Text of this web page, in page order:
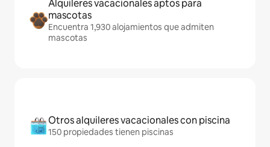
Alquileres vacacionales aptos para
mascotas
Encuentra 1,930 alojamientos que admiten
mascotas
Otros alquileres vacacionales con piscina
150 propiedades tienen piscinas